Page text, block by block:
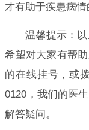
才有助于疾患病情
温馨提示：
希望对大家有帮
的在线挂号，或
0120，我们的医
解答疑问。